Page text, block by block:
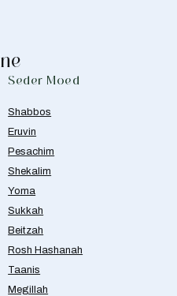
Seder Moed
Shabbos
Eruvin
Pesachim
Shekalim
Yoma
Sukkah
Beitzah
Rosh Hashanah
Taanis
Megillah